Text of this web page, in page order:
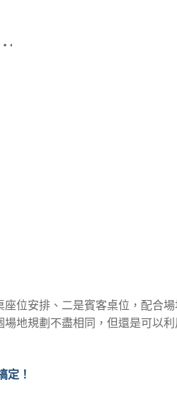
位安排、二是賓客桌位，配合
地規劃不盡相同，但還是可以
定！